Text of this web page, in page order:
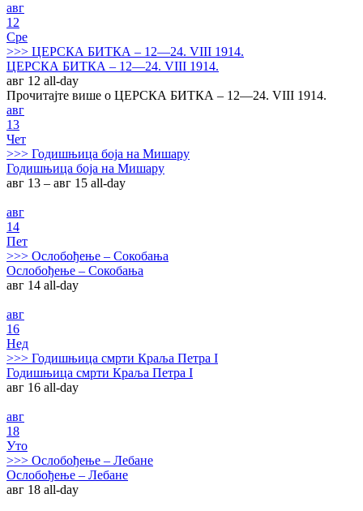
авг
12
Сре
>>> ЦЕРСКА БИТКА – 12—24. VIII 1914.
ЦЕРСКА БИТКА – 12—24. VIII 1914.
авг 12 all-day
Прочитајте више о ЦЕРСКА БИТКА – 12—24. VIII 1914.
авг
13
Чет
>>> Годишњица боја на Мишару
Годишњица боја на Мишару
авг 13 – авг 15 all-day
авг
14
Пет
>>> Ослобођење – Сокобања
Ослобођење – Сокобања
авг 14 all-day
авг
16
Нед
>>> Годишњица смрти Краља Петра I
Годишњица смрти Краља Петра I
авг 16 all-day
авг
18
Уто
>>> Ослобођење – Лебане
Ослобођење – Лебане
авг 18 all-day